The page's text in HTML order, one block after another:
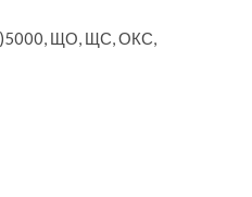
ЩО, ЩС, ОКС,